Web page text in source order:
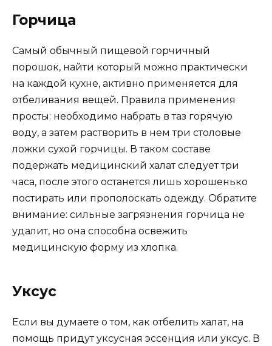
Горчица
Самый обычный пищевой горчичный
порошок, найти который можно практически
на каждой кухне, активно применяется для
отбеливания вещей. Правила применения
просты: необходимо набрать в таз горячую
воду, а затем растворить в нем три столовые
ложки сухой горчицы. В таком составе
подержать медицинский халат следует три
часа, после этого останется лишь хорошенько
постирать или прополоскать одежду. Обратите
внимание: сильные загрязнения горчица не
удалит, но она способна освежить
медицинскую форму из хлопка.
Уксус
Если вы думаете о том, как отбелить халат, на
помощь придут уксусная эссенция или уксус. В